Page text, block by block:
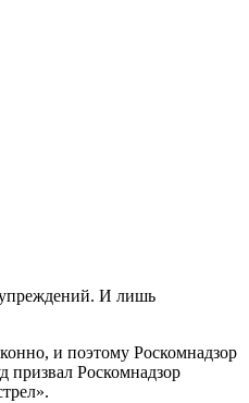
И лишь
и поэтому Роскомнадзор
призвал Роскомнадзор